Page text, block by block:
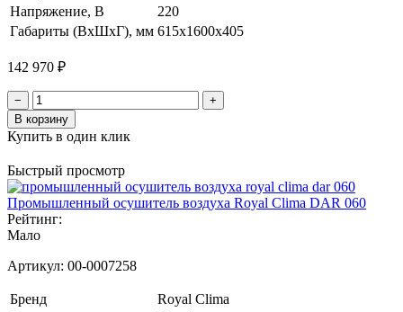
Напряжение, В
220
Габариты (ВхШхГ), мм 615x1600x405
142 970 ₽
−
+
В корзину
Купить в один клик
Быстрый просмотр
Промышленный осушитель воздуха Royal Clima DAR 060
Рейтинг:
Мало
Артикул: 00-0007258
Бренд
Royal Clima